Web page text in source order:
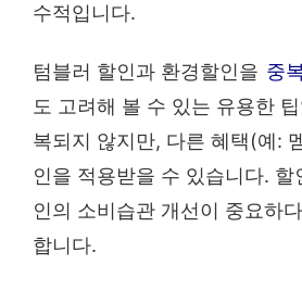
수적입니다.
텀블러 할인과 환경할인을 중
도 고려해 볼 수 있는 유용한
복되지 않지만, 다른 혜택(예:
인을 적용받을 수 있습니다. 할
인의 소비습관 개선이 중요하
합니다.